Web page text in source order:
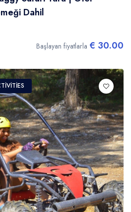
Dahil
Başlayan fiyatlarla € 30.00